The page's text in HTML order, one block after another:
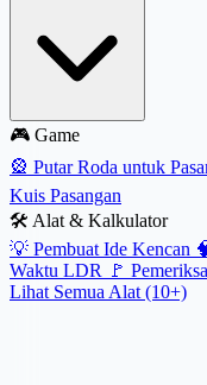
🎮 Game
🎡 Putar Roda untuk
Kuis Pasangan
🛠️ Alat & Kalkulator
💡 Pembuat Ide Kencan
Waktu LDR
🚩
Lihat Semua Alat (10+)